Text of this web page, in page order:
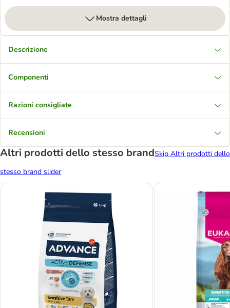
Mostra dettagli
Descrizione
Componenti
Razioni consigliate
Recensioni
Altri prodotti dello stesso brandSkip Altri prodotti dello
stesso brand slider